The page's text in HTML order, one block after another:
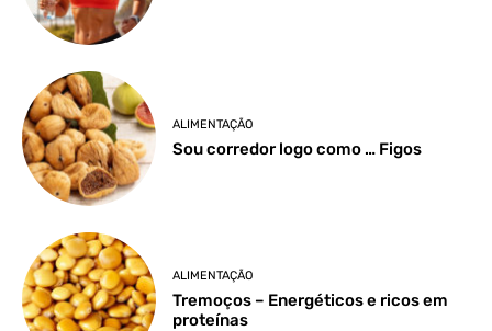
ALIMENTAÇÃO
Sou corredor logo como … Figos
ALIMENTAÇÃO
Tremoços – Energéticos e ricos em
proteínas